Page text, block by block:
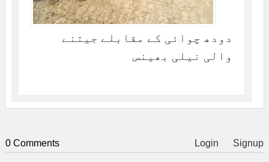
دودھ چوائی کے مقابلے جیتنے
والی نیلی بھینس
0 Comments Login Signup